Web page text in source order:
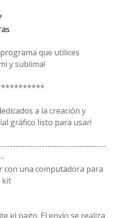
que utilices
y sublima!
a la creación y
gráfico listo para usar!
con una computadora para
kit
el pago. El envío se realiza